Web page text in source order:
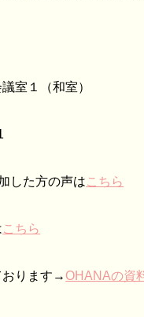
室１（和室）
した方の声はこちら
こちら
おります→ OHANAの資